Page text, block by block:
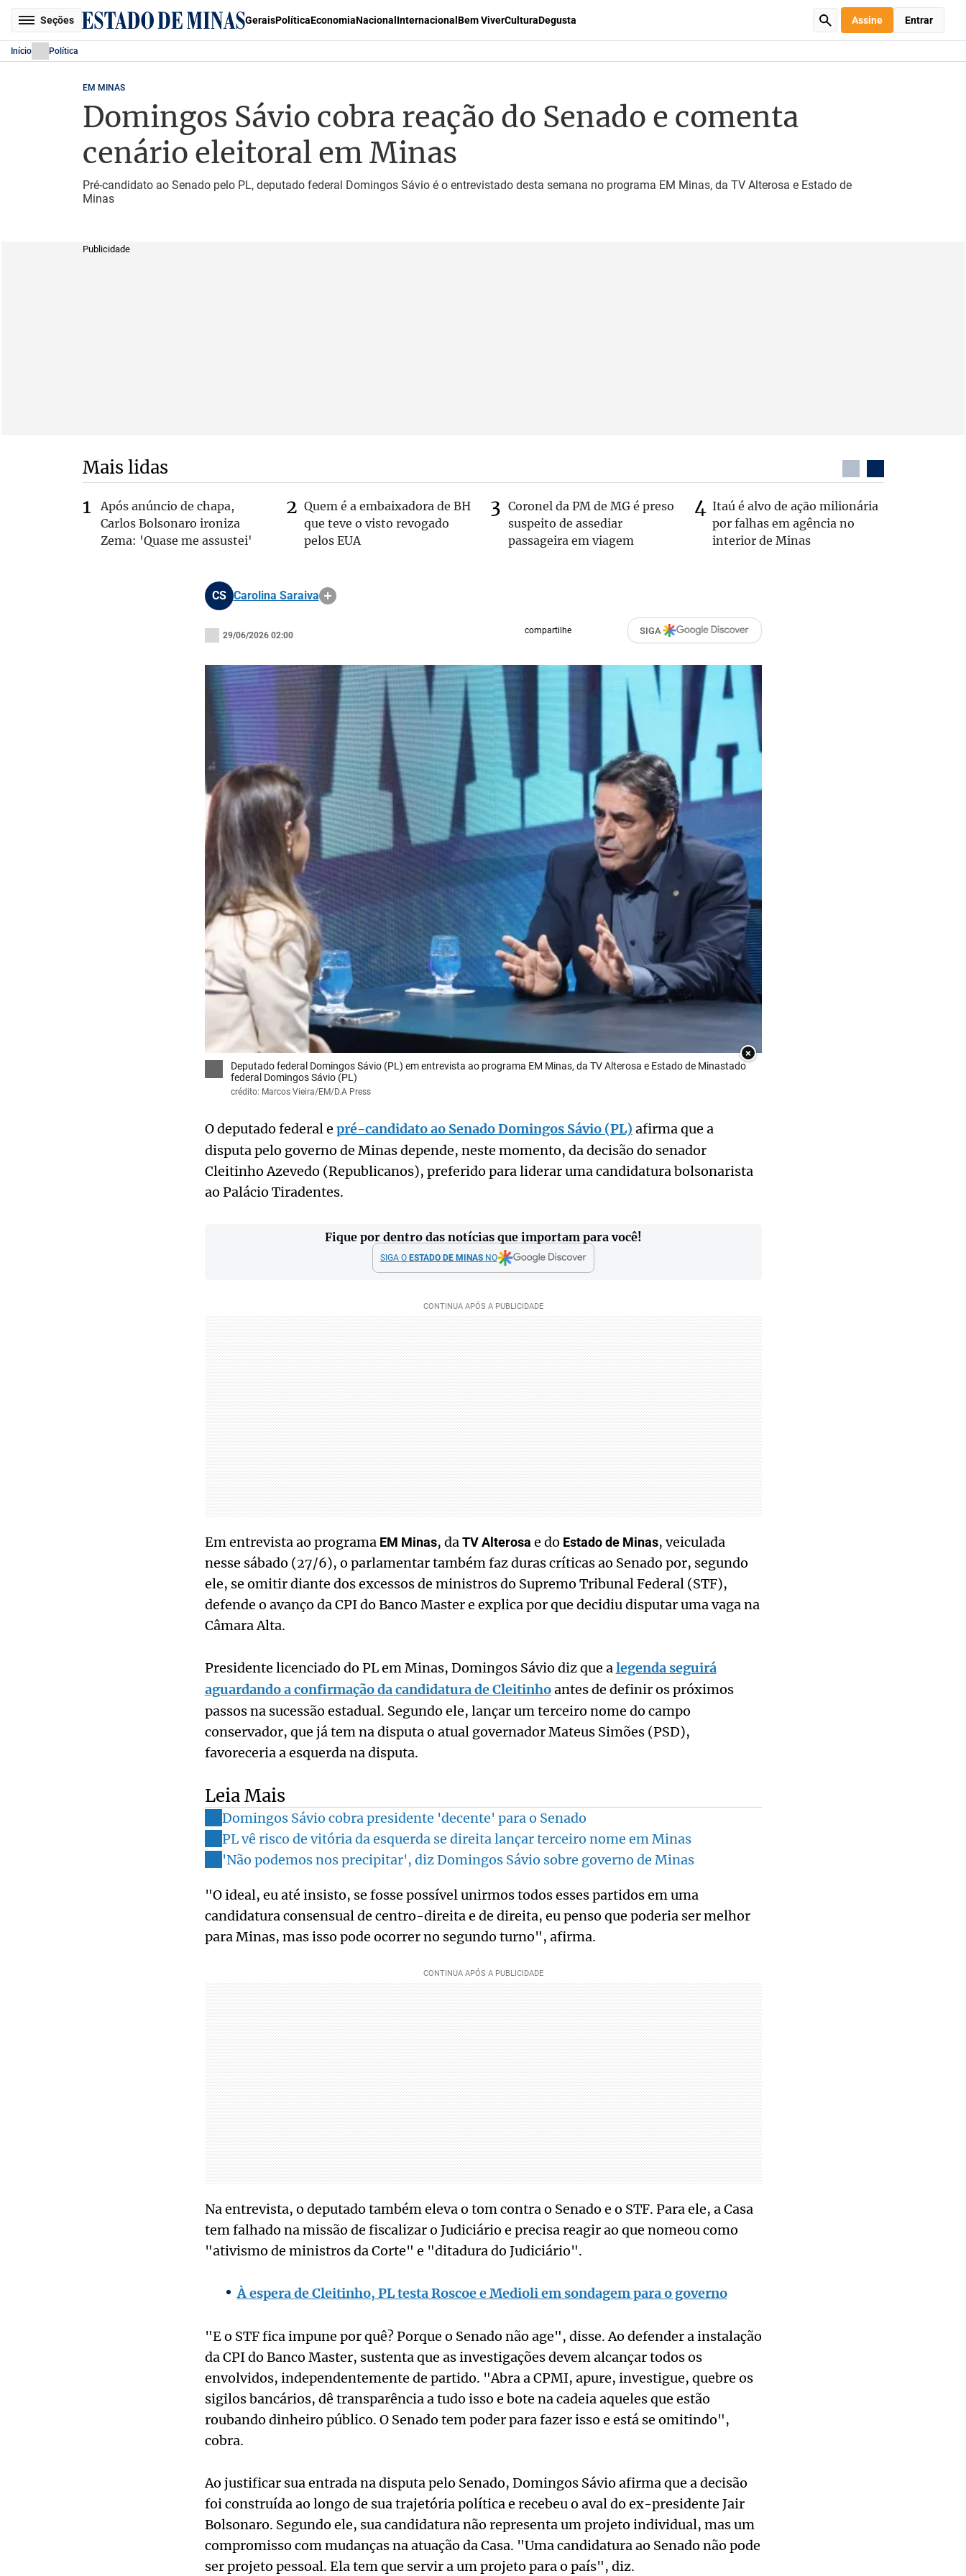
Seções GeraisPolíticaEconomiaNacional Internacional Bem ViverCulturaDegusta Assine Entrar
Início Política
EM MINAS
Domingos Sávio cobra reação do Senado e comenta
cenário eleitoral em Minas
Pré-candidato ao Senado pelo PL, deputado federal Domingos Sávio é o entrevistado desta semana no programa EM Minas, da TV Alterosa e Estado de
Minas
Publicidade
Mais lidas
Após anúncio de chapa,
Carlos Bolsonaro ironiza
Zema: 'Quase me assustei'
Quem é a embaixadora de BH
que teve o visto revogado
pelos EUA
Coronel da PM de MG é preso
suspeito de assediar
passageira em viagem
Itaú é alvo de ação milionária
por falhas em agência no
interior de Minas
CS Carolina Saraiva
29/06/2026 02:00 compartilhe SIGA
×
Deputado federal Domingos Sávio (PL) em entrevista ao programa EM Minas, da TV Alterosa e Estado de Minastado
federal Domingos Sávio (PL)
crédito: Marcos Vieira/EM/D.A Press
O deputado federal e pré-candidato ao Senado Domingos Sávio (PL) afirma que a
disputa pelo governo de Minas depende, neste momento, da decisão do senador
Cleitinho Azevedo (Republicanos), preferido para liderar uma candidatura bolsonarista
ao Palácio Tiradentes.
Fique por dentro das notícias que importam para você!
SIGA O ESTADO DE MINASNO
Em entrevista ao programa EM Minas, daTV Alterosa e do Estado de Minas, veiculada
nesse sábado (27/6), o parlamentar também faz duras críticas ao Senado por, segundo
ele, se omitir diante dos excessos de ministros do Supremo Tribunal Federal (STF),
defende o avanço da CPI do Banco Master e explica por que decidiu disputar uma vaga na
Câmara Alta.
Presidente licenciado do PL em Minas, Domingos Sávio diz que alegenda seguirá
aguardando a confirmação da candidatura de Cleitinhoantes de definir os próximos
passos na sucessão estadual. Segundo ele, lançar um terceiro nome do campo
conservador, que já tem na disputa o atual governador Mateus Simões (PSD),
favoreceria a esquerda na disputa.
Leia Mais
Domingos Sávio cobra presidente 'decente' para o Senado
PL vê risco de vitória da esquerda se direita lançar terceiro nome em Minas
'Não podemos nos precipitar', diz Domingos Sávio sobre governo de Minas
"O ideal, eu até insisto, se fosse possível unirmos todos esses partidos em uma
candidatura consensual de centro-direita e de direita, eu penso que poderia ser melhor
para Minas, mas isso pode ocorrer no segundo turno", afirma.
Na entrevista, o deputado também eleva o tom contra o Senado e o STF. Para ele, a Casa
tem falhado na missão de fiscalizar o Judiciário e precisa reagir ao que nomeou como
"ativismo de ministros da Corte" e "ditadura do Judiciário".
À espera de Cleitinho, PL testa Roscoe e Medioli em sondagem para o governo
"E o STF fica impune por quê? Porque o Senado não age", disse. Ao defender a instalação
da CPI do Banco Master, sustenta que as investigações devem alcançar todos os
envolvidos, independentemente de partido. "Abra a CPMI, apure, investigue, quebre os
sigilos bancários, dê transparência a tudo isso e bote na cadeia aqueles que estão
roubando dinheiro público. O Senado tem poder para fazer isso e está se omitindo",
cobra.
Ao justificar sua entrada na disputa pelo Senado, Domingos Sávio afirma que a decisão
foi construída ao longo de sua trajetória política e recebeu o aval do ex-presidente Jair
Bolsonaro. Segundo ele, sua candidatura não representa um projeto individual, mas um
compromisso com mudanças na atuação da Casa. "Uma candidatura ao Senado não pode
ser projeto pessoal. Ela tem que servir a um projeto para o país", diz.